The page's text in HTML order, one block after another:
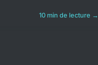
10 min de lecture →